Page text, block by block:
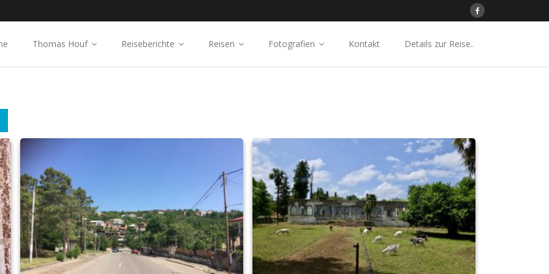
Thomas Houf Reiseberichte Reisen Fotografien Kontakt Details zur Reise..